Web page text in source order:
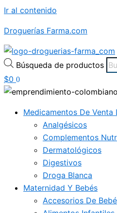
Ir al contenido
Droguerías Farma.com
Búsqueda de productos
$0 0
Medicamentos De Venta
Analgésicos
Complementos
Dermatológicos
Digestivos
Droga Blanca
Maternidad Y Bebés
Accesorios De Bebé